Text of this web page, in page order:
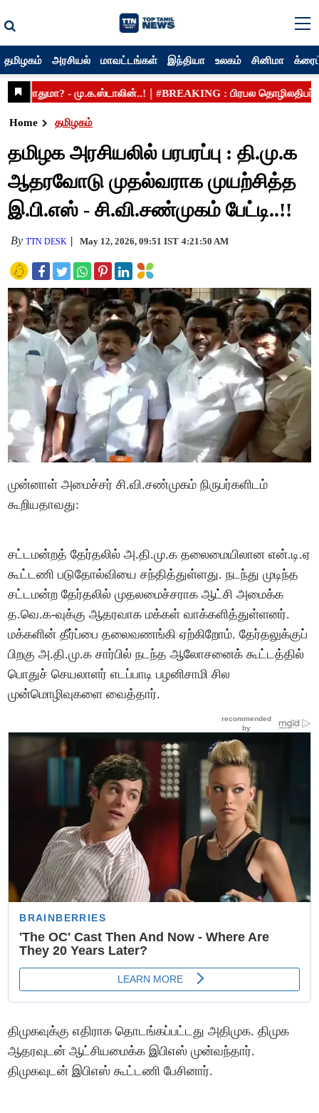
தமிழகம் அரசியல் மாவட்டங்கள் இந்தியா உலகம் சினிமா
Home தமிழகம்
தமிழக அரசியலில் பரபரப்பு : தி.மு.க
ஆதரவோடு முதல்வராக முயற்சித்த
இ.பி.எஸ் - சி.வி.சண்முகம் பேட்டி..!!
ByTTN DESK May 12, 2026, 09:51 IST 4:21:50 AM
முன்னாள் அமைச்சர் சி.வி.சண்முகம் நிருபர்களிடம்
கூறியதாவது:
சட்டமன்றத் தேர்தலில் அ.தி.மு.க தலைமையிலான என்.டி.ஏ
கூட்டணி படுதோல்வியை சந்தித்துள்ளது. நடந்து முடிந்த
சட்டமன்ற தேர்தலில் முதலமைச்சராக ஆட்சி அமைக்க
த.வெ.க-வுக்கு ஆதரவாக மக்கள் வாக்களித்துள்ளனர்.
மக்களின் தீர்ப்பை தலைவணங்கி ஏற்கிறோம். தேர்தலுக்குப்
பிறகு அ.தி.மு.க சார்பில் நடந்த ஆலோசனைக் கூட்டத்தில்
பொதுச் செயலாளர் எடப்பாடி பழனிசாமி சில
முன்மொழிவுகளை வைத்தார்.
திமுகவுக்கு எதிராக தொடங்கப்பட்டது அதிமுக. திமுக
ஆதரவுடன் ஆட்சியமைக்க இபிஎஸ் முன்வந்தார்.
திமுகவுடன் இபிஎஸ் கூட்டணி பேசினார்.